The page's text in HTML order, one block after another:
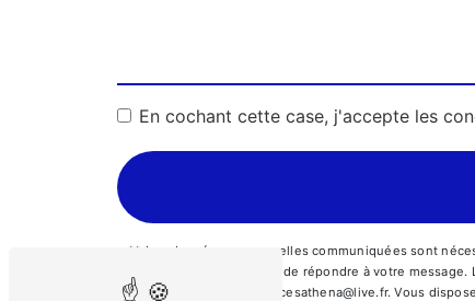
En cochant cette case, j'accepte les
** Les données personnelles communiquées sont
traitants dans le seul but de répondre à votre
Kremlin-Bicêtre ambulancesathena@live.fr. Vous